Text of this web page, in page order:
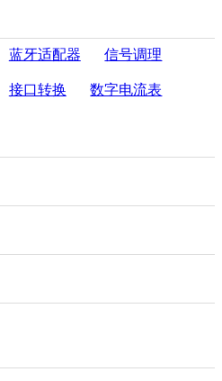
蓝牙适配器 信号调理
接口转换 数字电流表